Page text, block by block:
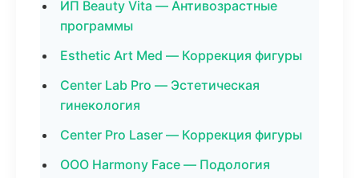
ИП Beauty Vita — Антивозрастные
программы
Esthetic Art Med — Коррекция фигуры
Center Lab Pro — Эстетическая
гинекология
Center Pro Laser — Коррекция фигуры
ООО Harmony Face — Подология